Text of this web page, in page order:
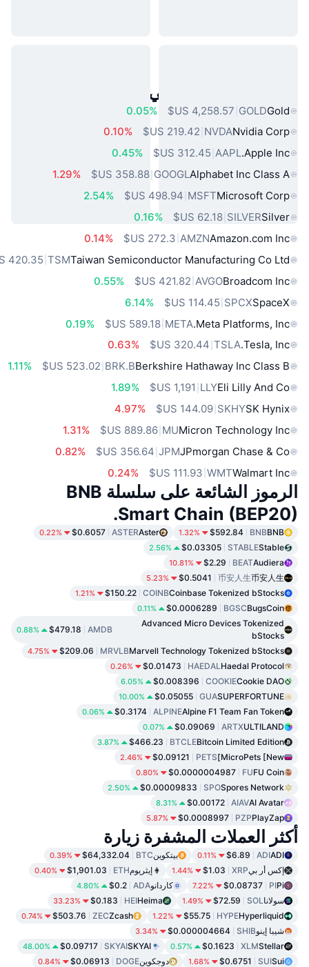
أصول العالم الحقيقي الشائعة
Gold
GOLD
0.05%
Nvidia Corp
NVDA
0.10%
Apple Inc.
AAPL
0.45%
Alphabet Inc Class A
GOOGL
‏358.88 US$
1.29%
Microsoft Corp
MSFT
2.54%
Silver
SILVER
‏62.18 US$
0.16%
Amazon.com Inc
AMZN
0.14%
Taiwan Semiconductor Manufacturing Co Ltd
TSM
Broadcom Inc
AVGO
0.55%
SpaceX
SPCX
6.14%
Meta Platforms, Inc.
META
‏589.18 US$
0.19%
Tesla, Inc.
TSLA
0.63%
Berkshire Hathaway Inc Class B
BRK.B
1.11%
Eli Lilly And Co
LLY
1.89%
SK Hynix
SKHY
‏144.09 US$
4.97%
Micron Technology Inc
MU
‏889.86 US$
1.31%
JPmorgan Chase & Co
JPM
0.82%
Walmart Inc
WMT
0.24%
الرموز الشائعة على سلسلة BNB
Smart Chain (BEP20).
BNB
BNB
$592.84
1.32%
Aster
ASTER
$0.6057
0.22%
Stable
STABLE
$0.03305
2.56%
Audiera
BEAT
$2.29
10.81%
币安人生
币安人生
$0.5041
5.23%
Coinbase Tokenized bStocks
COINB
$150.22
1.21%
BugsCoin
BGSC
$0.0006289
0.11%
Advanced Micro Devices Tokenized
bStocks
AMDB
$479.18
0.88%
Marvell Technology Tokenized bStocks
MRVLB
$209.06
4.75%
Haedal Protocol
HAEDAL
$0.01473
0.26%
Cookie DAO
COOKIE
$0.008396
6.05%
SUPERFORTUNE
GUA
$0.05055
10.00%
Alpine F1 Team Fan Token
ALPINE
$0.3174
0.06%
ULTILAND
ARTX
$0.09069
0.07%
Bitcoin Limited Edition
BTCLE
$466.23
3.87%
MicroPets [New]
PETS
$0.09121
2.46%
FU Coin
FU
$0.0000004987
0.80%
Spores Network
SPO
$0.00009833
2.50%
AI Avatar
AIAV
$0.00172
8.31%
PlayZap
PZP
$0.0008997
5.87%
أكثر العملات المشفرة زيارة
ADI
ADI
$6.89
0.11% بيتكوينBTC
$64,332.04
0.39%
إكس أر بيXRP
$1.03
1.44% إيثريومETH
$1,901.03
0.40%
Pi
PI
$0.08737
7.22% كاردانوADA
$0.2
4.80%
سولانا SOL
$72.59
1.49%
Heima
HEI
$0.183
33.23%
Hyperliquid
HYPE
$55.75
1.22%
Zcash
ZEC
$503.76
0.74%
شيبا إينوSHIB
$0.000004664
3.34%
Stellar
XLM
$0.1623
0.57%
SKYAI
SKYAI
$0.09717
48.00%
Sui
SUI
$0.6751
1.68% دوجكوينDOGE
$0.06913
0.84%